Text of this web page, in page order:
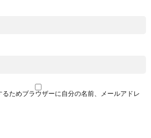
ためブラウザーに自分の名前、メールアドレ